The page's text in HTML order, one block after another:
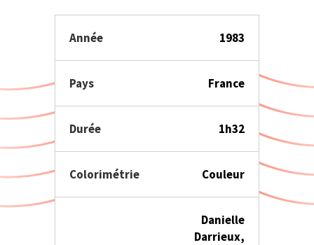
Année 1983
Pays France
Durée 1h32
Colorimétrie Couleur
Danielle
Darrieux,